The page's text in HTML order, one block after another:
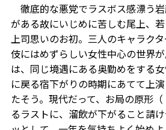
徹底的な悪党でラスボス感漂う
がある故にいじめに苦しむ尾上、
上司思いのお初。三人のキャラク
伎にはめずらしい女性中心の世界
は、同じ境遇にある奥勤めをする
に戻る宿下がりの時期にあてて上
たそう。現代だって、お局の原形
るラストに、溜飲が下がること請